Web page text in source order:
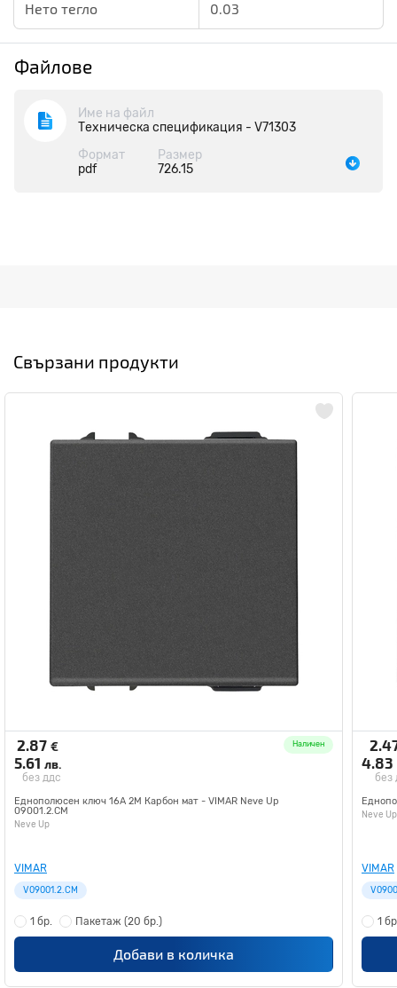
Нето тегло 0.03
Файлове
Име на файл
Техническа спецификация - V71303
Формат
pdf
Размер
726.15
Свързани продукти
2.87 €
5.61 лв.
без ддс
Наличен
Еднополюсен ключ 16A 2M Карбон мат - VIMAR Neve Up
09001.2.CM
Neve Up
VIMAR
V09001.2.CM
1 бр. Пакетаж (20 бр.)
Добави в количка
4.83
без
Neve Up
VIMAR
1